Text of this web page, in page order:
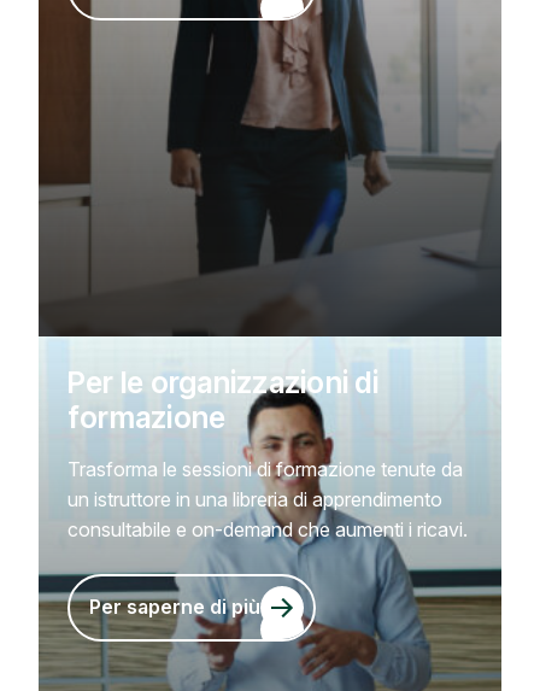
Per le organizzazioni di
formazione
Trasforma le sessioni di formazione tenute da
un istruttore in una libreria di apprendimento
consultabile e on-demand che aumenti i ricavi.
Per saperne di più